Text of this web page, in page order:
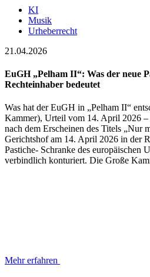
KI
Musik
Urheberrecht
21.04.2026
EuGH „Pelham II“: Was der neue
Rechteinhaber bedeutet
Was hat der EuGH in „Pelham II“
Kammer), Urteil vom 14. April 2026 –
nach dem Erscheinen des Titels „Nur
Gerichtshof am 14. April 2026 in der
Pastiche- Schranke des europäischen
verbindlich konturiert. Die Große
Mehr erfahren